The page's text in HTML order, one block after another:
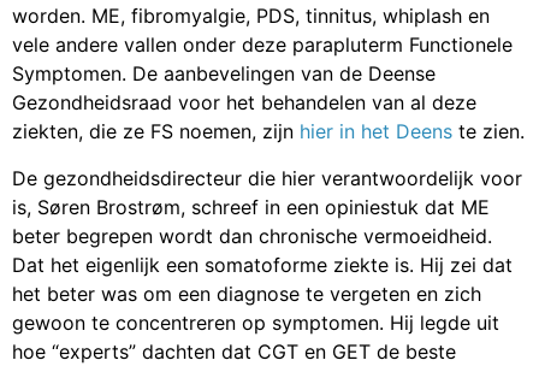
worden. ME, fibromyalgie, PDS, tinnitus, whiplash en
vele andere vallen onder deze parapluterm Functionele
Symptomen. De aanbevelingen van de Deense
Gezondheidsraad voor het behandelen van al deze
ziekten, die ze FS noemen, zijn hier in het Deens te zien.
De gezondheidsdirecteur die hier verantwoordelijk voor
is, Søren Brostrøm, schreef in een opiniestuk dat ME
beter begrepen wordt dan chronische vermoeidheid.
Dat het eigenlijk een somatoforme ziekte is. Hij zei dat
het beter was om een diagnose te vergeten en zich
gewoon te concentreren op symptomen. Hij legde uit
hoe “experts” dachten dat CGT en GET de beste